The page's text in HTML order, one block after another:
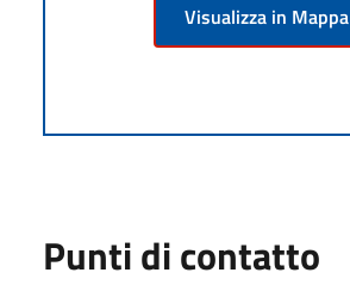
Visualizza in Mappa
Punti di contatto